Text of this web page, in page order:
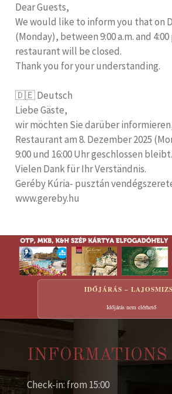
Dear Guests,
We would like to inform you that on
(Monday), between 9:00 a.m. and
restaurant will be closed.
Thank you for your understanding.
🇩🇪 Deutsch
Liebe Gäste,
wir möchten Sie darüber
Restaurant am 8. Dezember 2025
9:00 und 16:00 Uhr geschlossen bleibt.
Vielen Dank für Ihr Verständnis.
Geréby Kúria- pusztán
www.gereby.hu
IDŐJÁRÁS –
Időjárás nem elérhető
INFORMATIONS
Check-in: from 15:00